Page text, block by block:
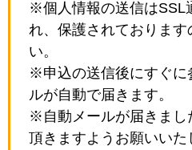
※個人情報の送信はSSL
れ、保護されております
い。
※申込の送信後にすぐに
ルが自動で届きます。
※自動メールが届きまし
頂きますようお願いいた